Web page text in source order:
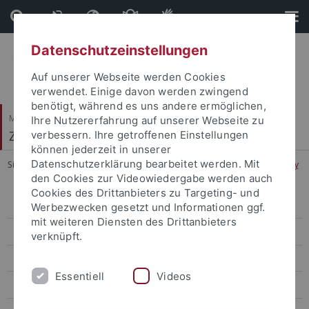
Direkt
zum
Inhalt
Direkt
zur
Fußleiste
Mathematisch-Naturwissenschaftliche Fakultät
Zellbiologie
Sie sind hier: Startseite ... Quantitative and Computational Biology
Fundamentals of Cellular and Immunological Biosciences
Methods in Cellular and Immunological Biosciences
Advanced Elective Module
Datenschutzeinstellungen
Auf unserer Webseite werden Cookies
verwendet. Einige davon werden zwingend
benötigt, während es uns andere ermöglichen,
Ihre Nutzererfahrung auf unserer Webseite zu
verbessern. Ihre getroffenen Einstellungen
können jederzeit in unserer
Datenschutzerklärung bearbeitet werden. Mit
den Cookies zur Videowiedergabe werden auch
Cookies des Drittanbieters zu Targeting- und
Werbezwecken gesetzt und Informationen ggf.
mit weiteren Diensten des Drittanbieters
verknüpft.
Essentiell Videos